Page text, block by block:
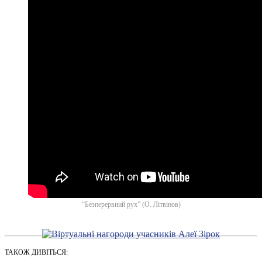
“Безперервний рух” (О. Літвінов)
ТАКОЖ ДИВІТЬСЯ: